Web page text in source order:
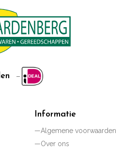
Informatie
Algemene voorwaarden
Over ons